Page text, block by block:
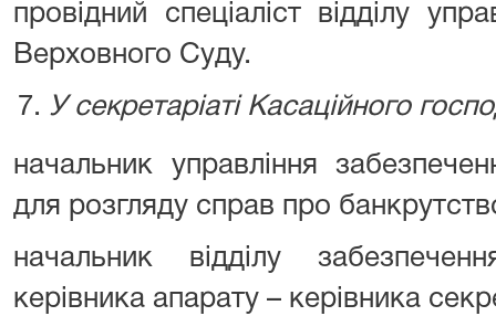
провідний спеціаліст відділу
Верховного Суду.
У секретаріаті Касаційного
начальник управління
для розгляду справ про
начальник відділу
керівника апарату – керівника